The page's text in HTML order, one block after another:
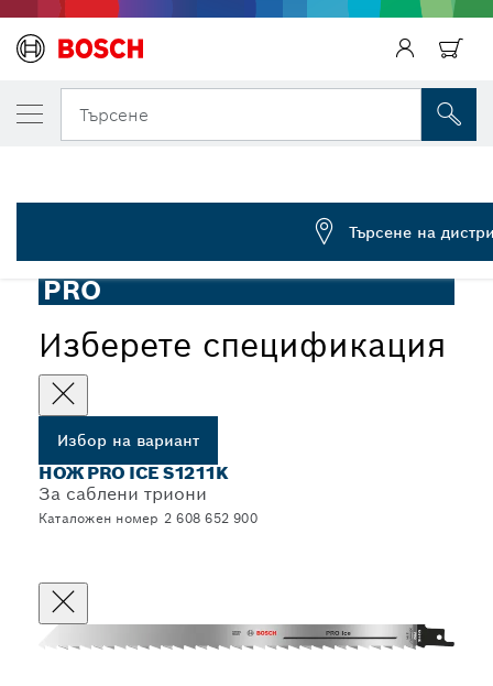
Търсене
PRO
Изберете спецификация
Избор на вариант
НОЖ PRO ICE S1211K
За саблени триони
Каталожен номер 2 608 652 900
ВАШИЯТ ИЗБРАН ВАРИАНТ
Нож PRO Ice S1211K, 1,25 x 19 x 300 mm,
2 608 652 900
Търсене на